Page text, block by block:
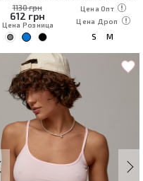
1130 грн
612 грн
Цена Розница
Цена Опт
Цена Дроп
S M